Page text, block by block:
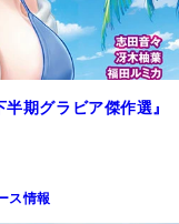
期グラビア傑作選』
ス情報